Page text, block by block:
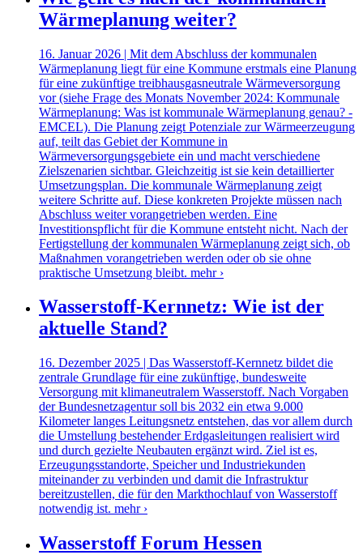
Wärmeplanung weiter?
16. Januar 2026 | Mit dem Abschluss der kommunalen
Wärmeplanung liegt für eine Kommune erstmals eine Planung
für eine zukünftige treibhausgasneutrale Wärmeversorgung
vor (siehe Frage des Monats November 2024: Kommunale
Wärmeplanung: Was ist kommunale Wärmeplanung genau? -
EMCEL). Die Planung zeigt Potenziale zur Wärmeerzeugung
auf, teilt das Gebiet der Kommune in
Wärmeversorgungsgebiete ein und macht verschiedene
Zielszenarien sichtbar. Gleichzeitig ist sie kein detaillierter
Umsetzungsplan. Die kommunale Wärmeplanung zeigt
weitere Schritte auf. Diese konkreten Projekte müssen nach
Abschluss weiter vorangetrieben werden. Eine
Investitionspflicht für die Kommune entsteht nicht. Nach der
Fertigstellung der kommunalen Wärmeplanung zeigt sich, ob
Maßnahmen vorangetrieben werden oder ob sie ohne
praktische Umsetzung bleibt. mehr ›
Wasserstoff-Kernnetz: Wie ist der
aktuelle Stand?
16. Dezember 2025 | Das Wasserstoff-Kernnetz bildet die
zentrale Grundlage für eine zukünftige, bundesweite
Versorgung mit klimaneutralem Wasserstoff. Nach Vorgaben
der Bundesnetzagentur soll bis 2032 ein etwa 9.000
Kilometer langes Leitungsnetz entstehen, das vor allem durch
die Umstellung bestehender Erdgasleitungen realisiert wird
und durch gezielte Neubauten ergänzt wird. Ziel ist es,
Erzeugungsstandorte, Speicher und Industriekunden
miteinander zu verbinden und damit die Infrastruktur
bereitzustellen, die für den Markthochlauf von Wasserstoff
notwendig ist. mehr ›
Wasserstoff Forum Hessen